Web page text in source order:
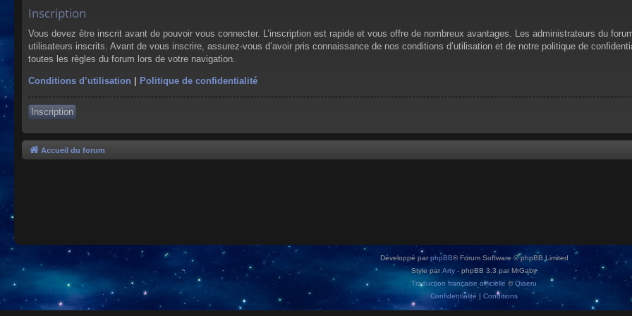
Inscription
Vous devez être inscrit avant de pouvoir vous connecter. L’inscription est rapide et vous offre de nombreux avantages. Les administrateurs du
utilisateurs inscrits. Avant de vous inscrire, assurez-vous d’avoir pris connaissance de nos conditions d’utilisation et de notre politique de
toutes les règles du forum lors de votre navigation.
Conditions d’utilisation | Politique de confidentialité
Inscription
Accueil du forum
Développé parphpBB® Forum Software © phpBB Limited
Style par Arty - phpBB 3.3 par MrGaby
Traduction française officielle ©Qiaeru
Confidentialité | Conditions